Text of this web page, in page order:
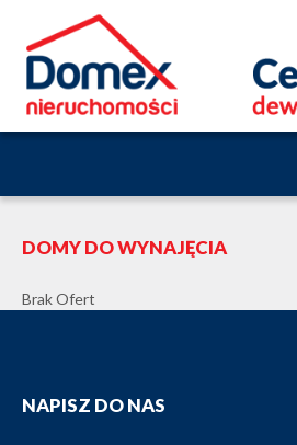
DOMY DO WYNAJĘCIA
Brak Ofert
NAPISZ DO NAS